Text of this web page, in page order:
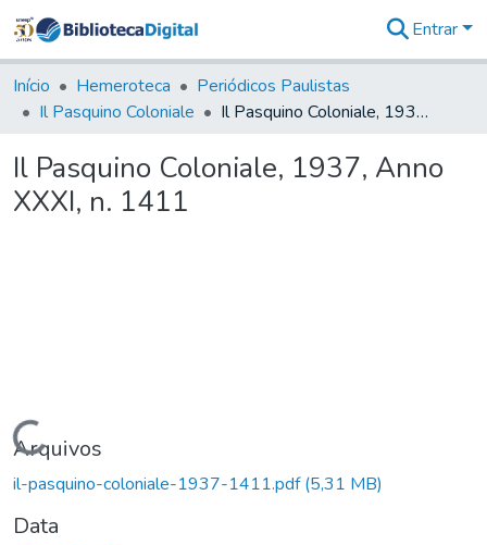
&
Coleções
Tudo na
Digital
Entrar
Início Hemeroteca
Periódicos Paulistas
Il Pasquino Coloniale
Il Pasquino Coloniale, 1937, Anno XXXI, n. 1411
Il Pasquino Coloniale, 1937, Anno
XXXI, n. 1411
Carregando...
Arquivos
il-pasquino-coloniale-1937-1411.pdf(5,31 MB)
Data